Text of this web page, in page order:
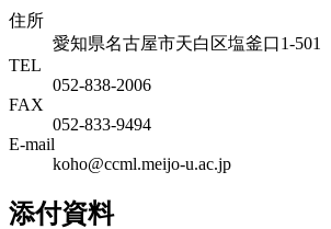
住所
愛知県名古屋市天白区塩釜口1-501
TEL
052-838-2006
FAX
052-833-9494
E-mail
koho@ccml.meijo-u.ac.jp
添付資料